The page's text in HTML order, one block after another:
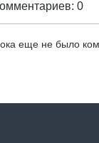
0
еще не было